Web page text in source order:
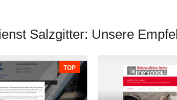
Salzgitter: Unsere
TOP